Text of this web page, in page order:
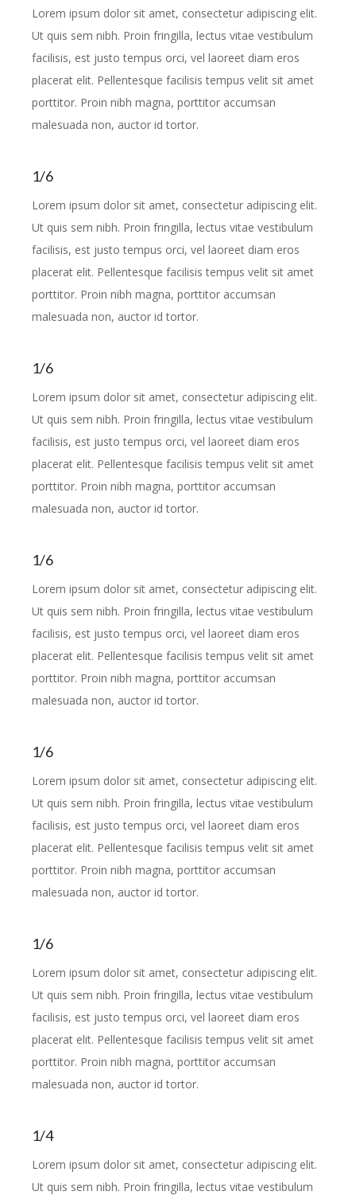
Lorem ipsum dolor sit amet, consectetur adipiscing elit.
Ut quis sem nibh. Proin fringilla, lectus vitae vestibulum
facilisis, est justo tempus orci, vel laoreet diam eros
placerat elit. Pellentesque facilisis tempus velit sit amet
porttitor. Proin nibh magna, porttitor accumsan
malesuada non, auctor id tortor.
1/6
Lorem ipsum dolor sit amet, consectetur adipiscing elit.
Ut quis sem nibh. Proin fringilla, lectus vitae vestibulum
facilisis, est justo tempus orci, vel laoreet diam eros
placerat elit. Pellentesque facilisis tempus velit sit amet
porttitor. Proin nibh magna, porttitor accumsan
malesuada non, auctor id tortor.
1/6
Lorem ipsum dolor sit amet, consectetur adipiscing elit.
Ut quis sem nibh. Proin fringilla, lectus vitae vestibulum
facilisis, est justo tempus orci, vel laoreet diam eros
placerat elit. Pellentesque facilisis tempus velit sit amet
porttitor. Proin nibh magna, porttitor accumsan
malesuada non, auctor id tortor.
1/6
Lorem ipsum dolor sit amet, consectetur adipiscing elit.
Ut quis sem nibh. Proin fringilla, lectus vitae vestibulum
facilisis, est justo tempus orci, vel laoreet diam eros
placerat elit. Pellentesque facilisis tempus velit sit amet
porttitor. Proin nibh magna, porttitor accumsan
malesuada non, auctor id tortor.
1/6
Lorem ipsum dolor sit amet, consectetur adipiscing elit.
Ut quis sem nibh. Proin fringilla, lectus vitae vestibulum
facilisis, est justo tempus orci, vel laoreet diam eros
placerat elit. Pellentesque facilisis tempus velit sit amet
porttitor. Proin nibh magna, porttitor accumsan
malesuada non, auctor id tortor.
1/6
Lorem ipsum dolor sit amet, consectetur adipiscing elit.
Ut quis sem nibh. Proin fringilla, lectus vitae vestibulum
facilisis, est justo tempus orci, vel laoreet diam eros
placerat elit. Pellentesque facilisis tempus velit sit amet
porttitor. Proin nibh magna, porttitor accumsan
malesuada non, auctor id tortor.
1/4
Lorem ipsum dolor sit amet, consectetur adipiscing elit.
Ut quis sem nibh. Proin fringilla, lectus vitae vestibulum